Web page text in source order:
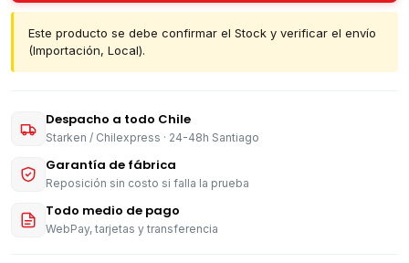
Este producto se debe confirmar el Stock y verificar el envío
(Importación, Local).
Despacho a todo Chile
Starken / Chilexpress · 24-48h Santiago
Garantía de fábrica
Reposición sin costo si falla la prueba
Todo medio de pago
WebPay, tarjetas y transferencia